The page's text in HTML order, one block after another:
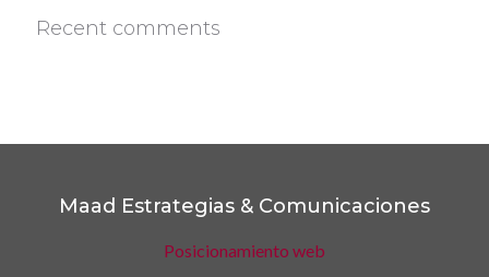
Recent comments
Maad Estrategias & Comunicaciones
Posicionamiento web